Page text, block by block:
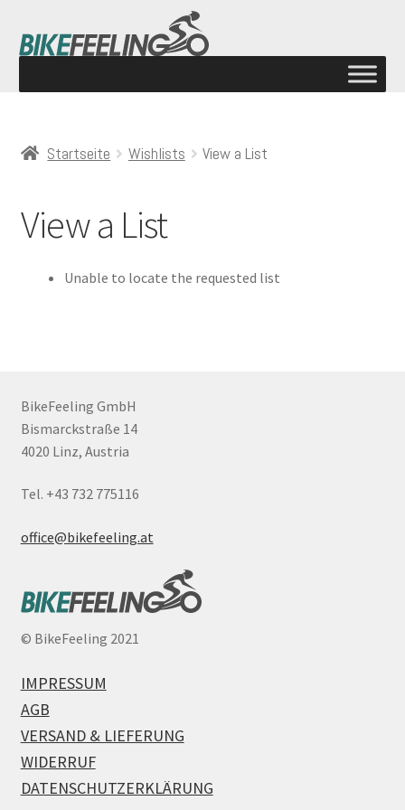
Startseite Wishlists View a List
View a List
Unable to locate the requested list
BikeFeeling GmbH
Bismarckstraße 14
4020 Linz, Austria
Tel. +43 732 775116
office@bikefeeling.at
© BikeFeeling 2021
IMPRESSUM
AGB
VERSAND & LIEFERUNG
WIDERRUF
DATENSCHUTZERKLÄRUNG